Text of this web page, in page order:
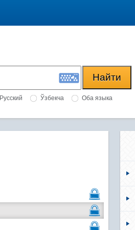
Русский Ўзбекча Оба языка